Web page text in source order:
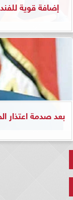
إضافة قوية
بعد صدمة اعتذار